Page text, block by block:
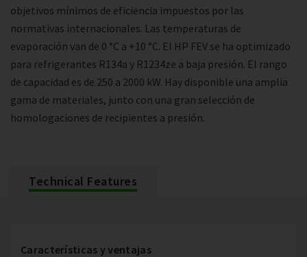
objetivos mínimos de eficiencia impuestos por las
normativas internacionales. Las temperaturas de
evaporación van de 0 °C a +10 °C. El HP FEV se ha optimizado
para refrigerantes R134a y R1234ze a baja presión. El rango
de capacidad es de 250 a 2000 kW. Hay disponible una amplia
gama de materiales, junto con una gran selección de
homologaciones de recipientes a presión.
Technical Features
Características y ventajas